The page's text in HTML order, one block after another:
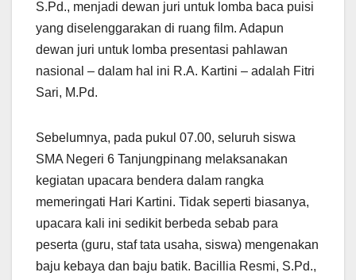
S.Pd., menjadi dewan juri untuk lomba baca puisi
yang diselenggarakan di ruang film. Adapun
dewan juri untuk lomba presentasi pahlawan
nasional – dalam hal ini R.A. Kartini – adalah Fitri
Sari, M.Pd.
Sebelumnya, pada pukul 07.00, seluruh siswa
SMA Negeri 6 Tanjungpinang melaksanakan
kegiatan upacara bendera dalam rangka
memeringati Hari Kartini. Tidak seperti biasanya,
upacara kali ini sedikit berbeda sebab para
peserta (guru, staf tata usaha, siswa) mengenakan
baju kebaya dan baju batik. Bacillia Resmi, S.Pd.,